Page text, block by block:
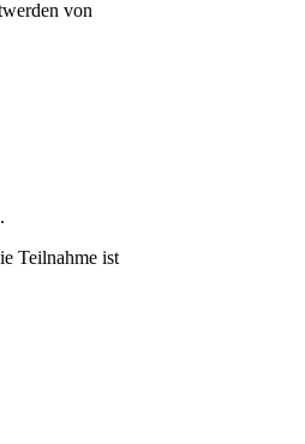
von
Teilnahme ist